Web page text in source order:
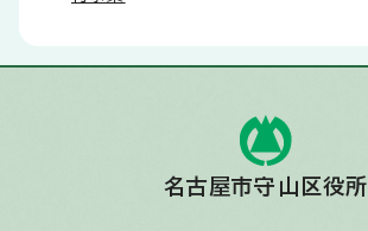
名古屋市守山区役所